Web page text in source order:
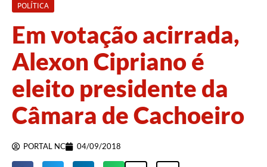
POLÍTICA
Em votação acirrada,
Alexon Cipriano é
eleito presidente da
Câmara de Cachoeiro
PORTAL NC 04/09/2018